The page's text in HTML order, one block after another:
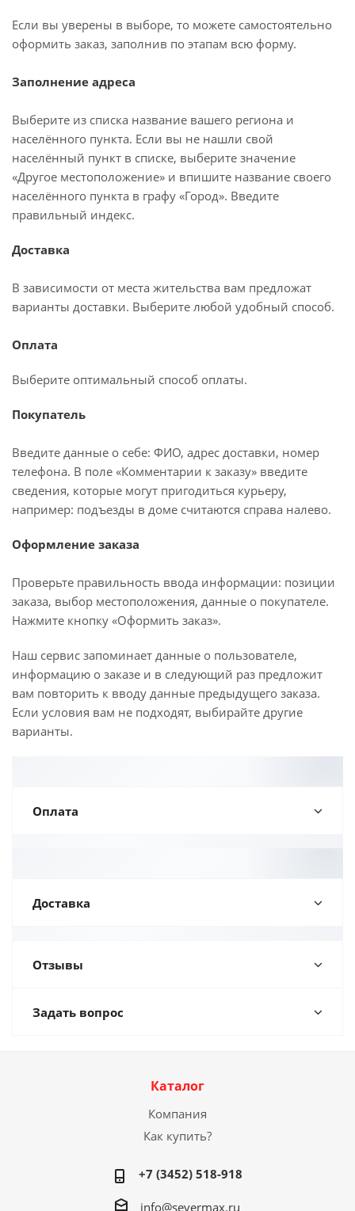
Если вы уверены в выборе, то можете самостоятельно
оформить заказ, заполнив по этапам всю форму.
Заполнение адреса
Выберите из списка название вашего региона и
населённого пункта. Если вы не нашли свой
населённый пункт в списке, выберите значение
«Другое местоположение» и впишите название своего
населённого пункта в графу «Город». Введите
правильный индекс.
Доставка
В зависимости от места жительства вам предложат
варианты доставки. Выберите любой удобный способ.
Оплата
Выберите оптимальный способ оплаты.
Покупатель
Введите данные о себе: ФИО, адрес доставки, номер
телефона. В поле «Комментарии к заказу» введите
сведения, которые могут пригодиться курьеру,
например: подъезды в доме считаются справа налево.
Оформление заказа
Проверьте правильность ввода информации: позиции
заказа, выбор местоположения, данные о покупателе.
Нажмите кнопку «Оформить заказ».
Наш сервис запоминает данные о пользователе,
информацию о заказе и в следующий раз предложит
вам повторить к вводу данные предыдущего заказа.
Если условия вам не подходят, выбирайте другие
варианты.
Оплата
Доставка
Отзывы
Задать вопрос
Каталог
Компания
Как купить?
+7 (3452) 518-918
info@severmax.ru